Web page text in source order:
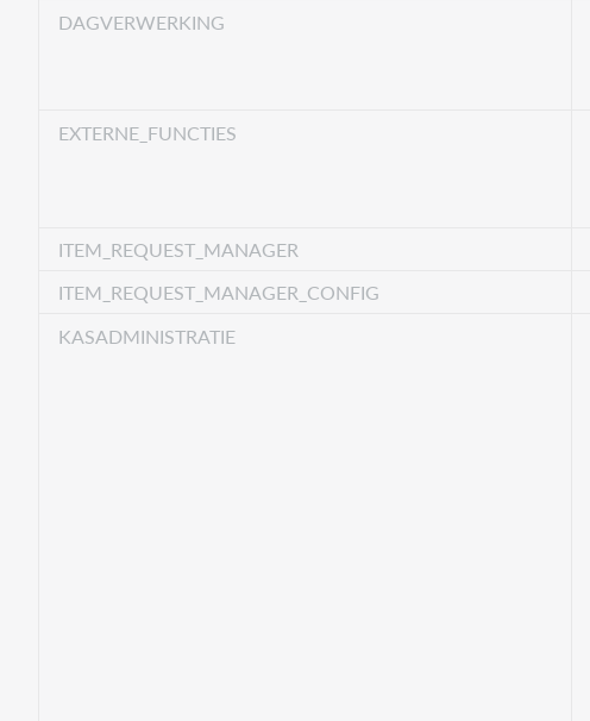
DAGVERWERKING
EXTERNE_FUNCTIES
ITEM_REQUEST_MANAGER
ITEM_REQUEST_MANAGER_CONFIG
KASADMINISTRATIE